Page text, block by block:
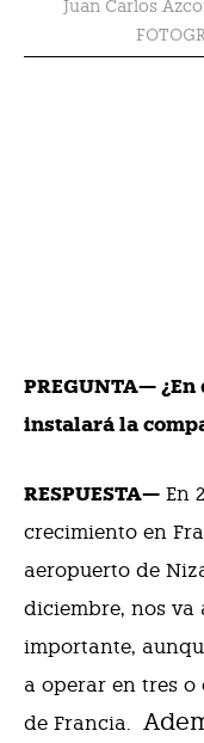
Juan Carlos
PREGUNTA—
instalará la
RESPUESTA— En
crecimiento en
aeropuerto de
diciembre, nos
importante,
a operar en tres
de Francia.